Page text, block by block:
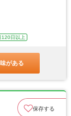
120日以上
がある
保存する